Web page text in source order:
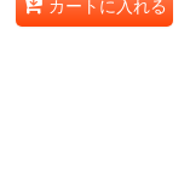
カートに入れる